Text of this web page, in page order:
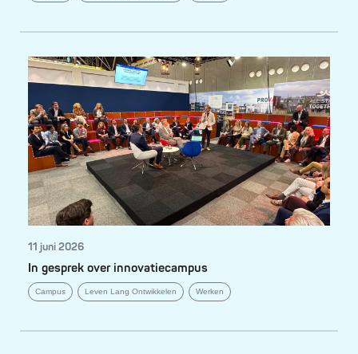
11 juni 2026
In gesprek over innovatiecampus
Campus Leven Lang Ontwikkelen Werken